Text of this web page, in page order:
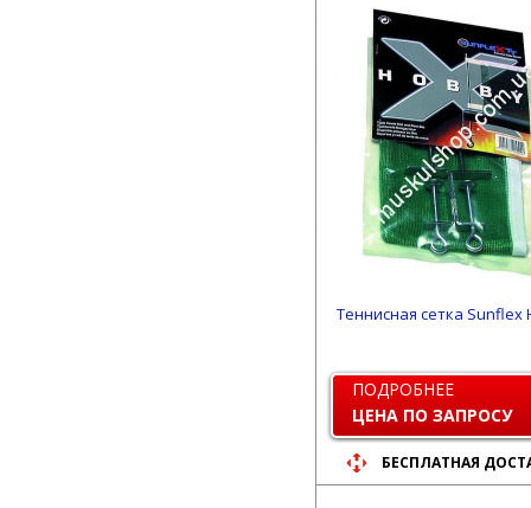
Теннисная сетка Sunflex
ПОДРОБНЕЕ
ЦЕНА ПО ЗАПРОСУ
БЕСПЛАТНАЯ